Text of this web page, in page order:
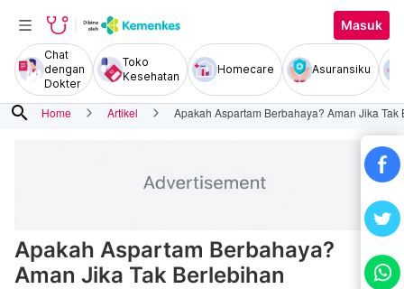
Masuk
Chat
dengan
Dokter
Toko
Kesehatan
Homecare Asuransiku
search Home Artikel Apakah Aspartam Berbahaya? Aman Jika Tak
Apakah Aspartam Berbahaya?
Aman Jika Tak Berlebihan